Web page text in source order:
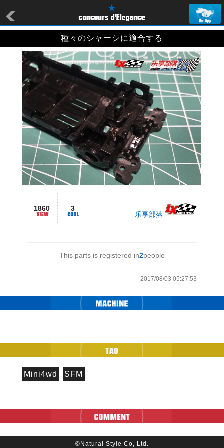
種々のシャーシに適合する
1860 3
乐享部落
This parts is registered in2people
2017/08/03 05:27:53
Mini4wd SFM
©Natural Style Co, Ltd.